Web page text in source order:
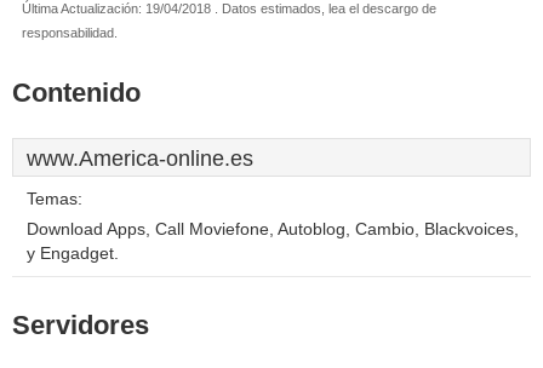
Última Actualización: 19/04/2018 . Datos estimados, lea el descargo de
responsabilidad.
Contenido
www.America-online.es
Temas:
Download Apps, Call Moviefone, Autoblog, Cambio, Blackvoices,
y Engadget.
Servidores